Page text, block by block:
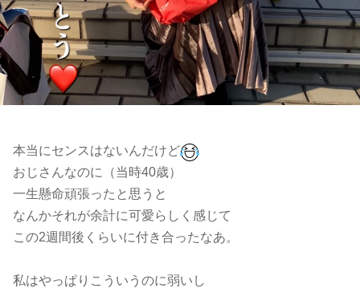
本当にセンスはないんだけど
おじさんなのに（当時40歳）
一生懸命頑張ったと思うと
なんかそれが余計に可愛らしく感じて
この2週間後くらいに付き合ったなあ。
私はやっぱりこういうのに弱いし